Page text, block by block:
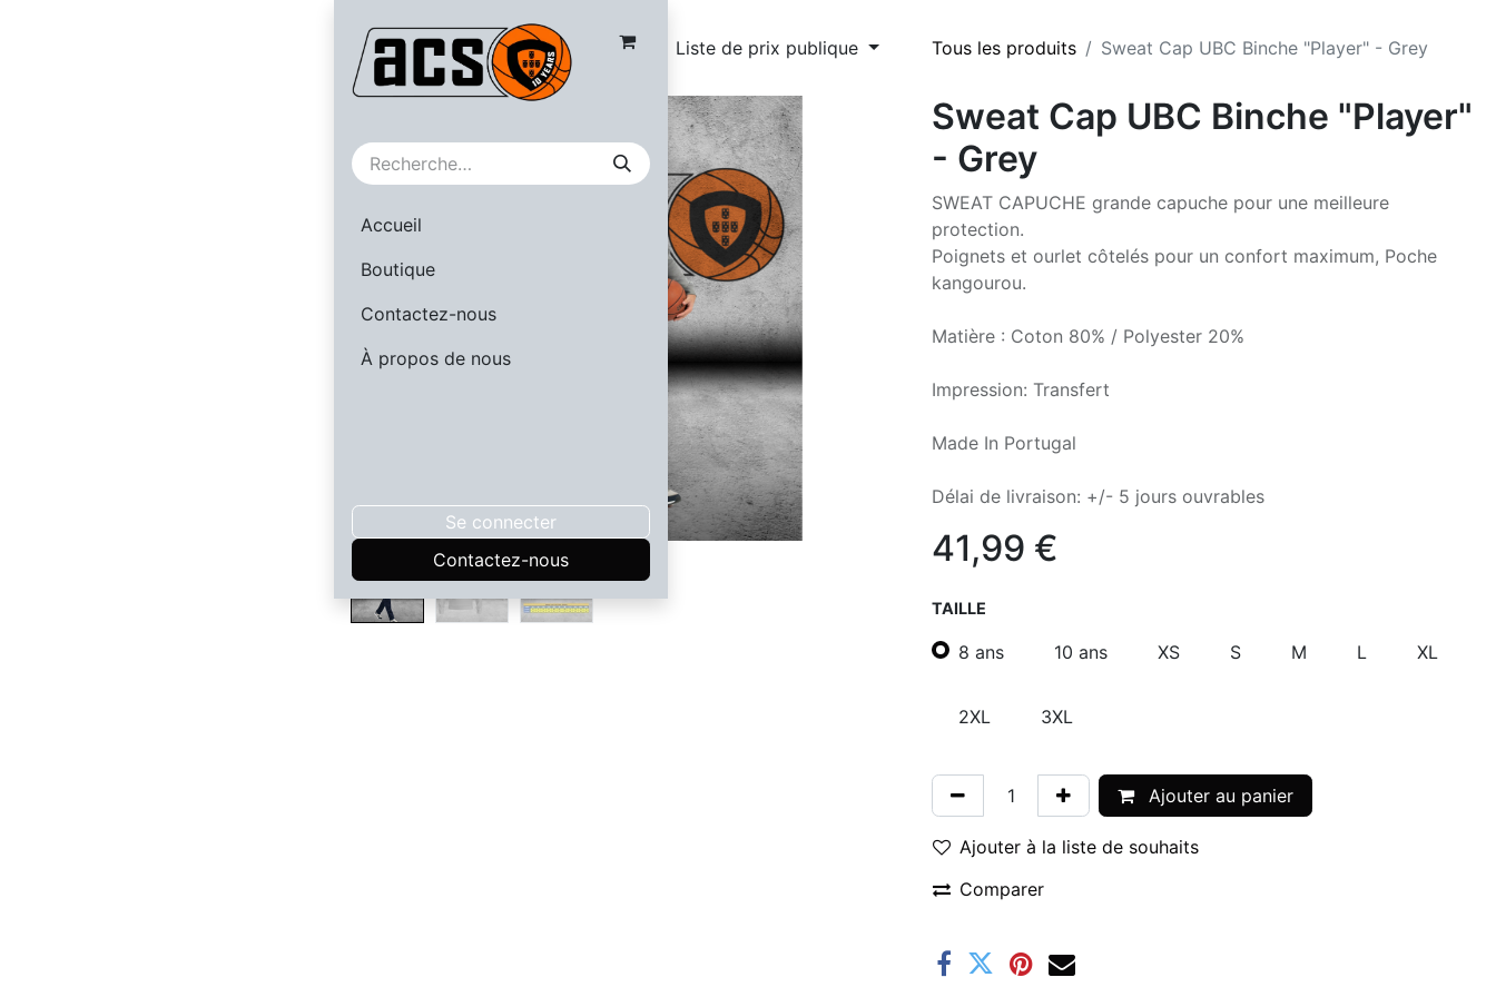
Accueil
Boutique
Contactez-nous
À propos de nous
Se connecter
Contactez-nous
Liste de prix publique Tous les produits Sweat Cap UBC Binche "Player" - Grey
Sweat Cap UBC Binche "Player"
- Grey
SWEAT CAPUCHE grande capuche pour une meilleure
protection.
Poignets et ourlet côtelés pour un confort maximum, Poche
kangourou.
Matière : Coton 80% / Polyester 20%
Impression: Transfert
Made In Portugal
Délai de livraison: +/- 5 jours ouvrables
41,99 €
TAILLE
8 ans 10 ans XS S M L XL
2XL 3XL
Ajouter au panier
Ajouter à la liste de souhaits
Comparer